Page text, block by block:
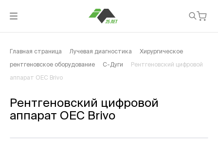
Главная страница Лучевая диагностика Хирургическое
рентгеновское оборудование С-Дуги Рентгеновский цифровой
аппарат OEC Brivo
Рентгеновский цифровой
аппарат OEC Brivo